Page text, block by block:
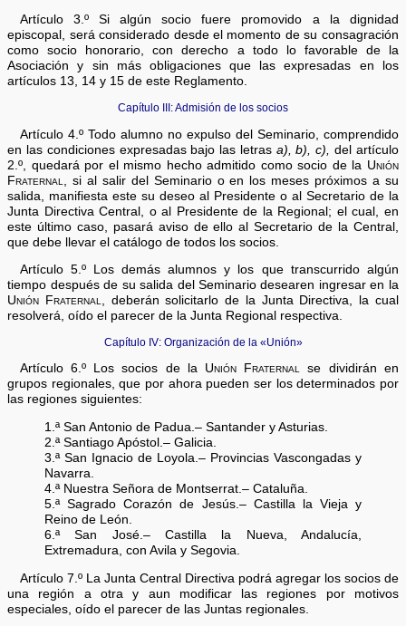
Artículo 3.º Si algún socio fuere promovido a la dignidad
episcopal, será considerado desde el momento de su consagración
como socio honorario, con derecho a todo lo favorable de la
Asociación y sin más obligaciones que las expresadas en los
artículos 13, 14 y 15 de este Reglamento.
Capítulo III: Admisión de los socios
Artículo 4.º Todo alumno no expulso del Seminario, comprendido
en las condiciones expresadas bajo las letras a), b), c),del artículo
2.º, quedará por el mismo hecho admitido como socio de la Unión
Fraternal
, si al salir del Seminario o en los meses próximos a su
salida, manifiesta este su deseo al Presidente o al Secretario de la
Junta Directiva Central, o al Presidente de la Regional; el cual, en
este último caso, pasará aviso de ello al Secretario de la Central,
que debe llevar el catálogo de todos los socios.
Artículo 5.º Los demás alumnos y los que transcurrido algún
tiempo después de su salida del Seminario desearen ingresar en la
Unión Fraternal, deberán solicitarlo de la Junta Directiva, la cual
resolverá, oído el parecer de la Junta Regional respectiva.
Capítulo IV: Organización de la «Unión»
Artículo 6.º Los socios de la Unión Fraternal se dividirán en
grupos regionales, que por ahora pueden ser los determinados por
las regiones siguientes:
1.ª San Antonio de Padua.– Santander y Asturias.
2.ª Santiago Apóstol.– Galicia.
3.ª San Ignacio de Loyola.– Provincias Vascongadas y
Navarra.
4.ª Nuestra Señora de Montserrat.– Cataluña.
5.ª Sagrado Corazón de Jesús.– Castilla la Vieja y
Reino de León.
6.ª San José.– Castilla la Nueva, Andalucía,
Extremadura, con Avila y Segovia.
Artículo 7.º La Junta Central Directiva podrá agregar los socios de
una región a otra y aun modificar las regiones por motivos
especiales, oído el parecer de las Juntas regionales.